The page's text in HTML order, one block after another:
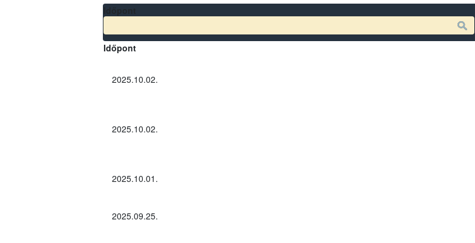
Időpont
2025.10.02.
2025.10.02.
2025.10.01.
2025.09.25.